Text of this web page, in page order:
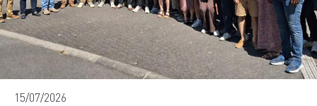
15/07/2026